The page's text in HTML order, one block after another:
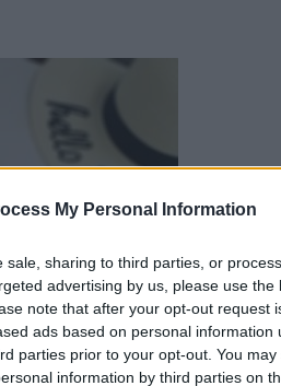
My Personal Information
sale, sharing to third parties, or
advertising by us, please use the
note that after your opt-out request
ads based on personal information
parties prior to your opt-out. You
information by third parties on